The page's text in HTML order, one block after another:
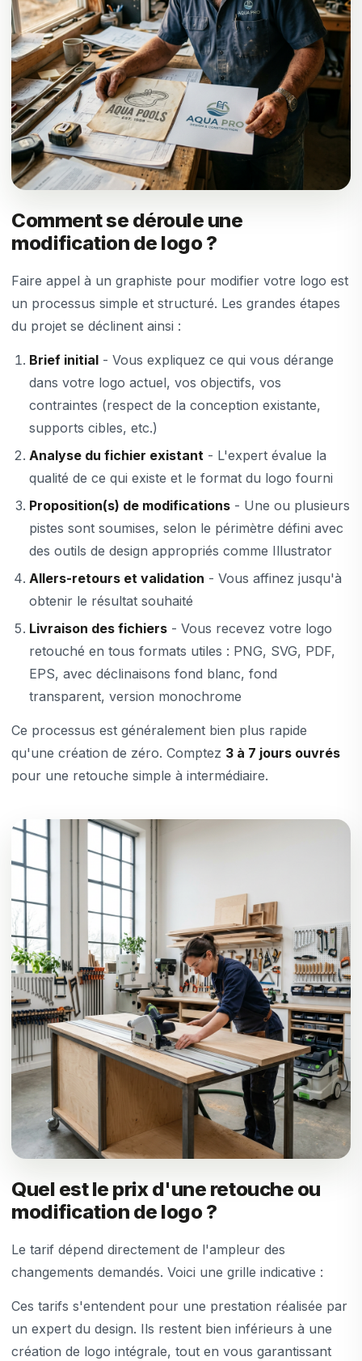
Comment se déroule une
modification de logo ?
Faire appel à un graphiste pour modifier votre logo est
un processus simple et structuré. Les grandes étapes
du projet se déclinent ainsi :
Brief initial - Vous expliquez ce qui vous dérange
dans votre logo actuel, vos objectifs, vos
contraintes (respect de la conception existante,
supports cibles, etc.)
Analyse du fichier existant - L'expert évalue la
qualité de ce qui existe et le format du logo fourni
Proposition(s) de modifications - Une ou plusieurs
pistes sont soumises, selon le périmètre défini avec
des outils de design appropriés comme Illustrator
Allers-retours et validation - Vous affinez jusqu'à
obtenir le résultat souhaité
Livraison des fichiers - Vous recevez votre logo
retouché en tous formats utiles : PNG, SVG, PDF,
EPS, avec déclinaisons fond blanc, fond
transparent, version monochrome
Ce processus est généralement bien plus rapide
qu'une création de zéro. Comptez 3 à 7 jours ouvrés
pour une retouche simple à intermédiaire.
Quel est le prix d'une retouche ou
modification de logo ?
Le tarif dépend directement de l'ampleur des
changements demandés. Voici une grille indicative :
Ces tarifs s'entendent pour une prestation réalisée par
un expert du design. Ils restent bien inférieurs à une
création de logo intégrale, tout en vous garantissant